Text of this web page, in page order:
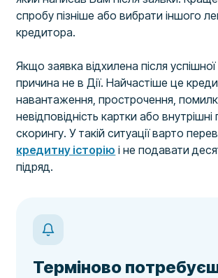
спробу пізніше або вибрати іншого
кредитора.
Якщо заявка відхилена після успішної
причина не в Дії. Найчастіше це
навантаження, прострочення,
невідповідність картки або
скорингу. У такій ситуації варто
кредитну історію і не подавати
підряд.
Терміново